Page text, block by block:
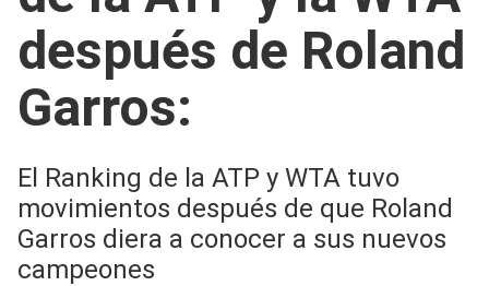
después de Roland
Garros:
El Ranking de la ATP y WTA tuvo
movimientos después de que Roland
Garros diera a conocer a sus nuevos
campeones